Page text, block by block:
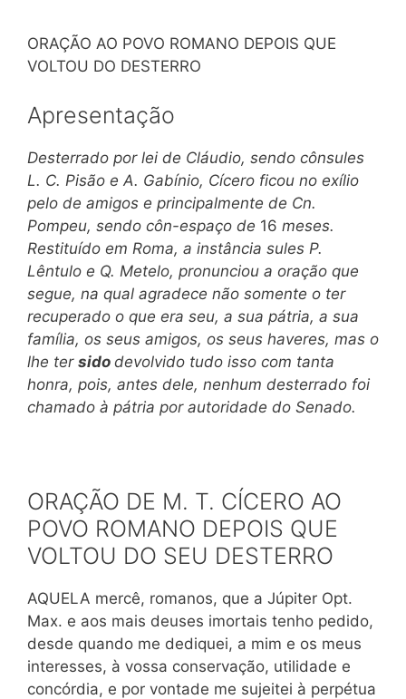
ORAÇÃO AO POVO ROMANO DEPOIS QUE
VOLTOU DO DESTERRO
Apresentação
Desterrado por lei de Cláudio, sendo cônsules
L. C. Pisão e A. Gabínio, Cícero ficou no exílio
pelo de amigos e principalmente de Cn.
Pompeu, sendo côn-espaço de 16 meses.
Restituído em Roma, a instância sules P.
Lêntulo e Q. Metelo, pronunciou a oração que
segue, na qual agradece não somente o ter
recuperado o que era seu, a sua pátria, a sua
família, os seus amigos, os seus haveres, mas o
lhe ter sido devolvido tudo isso com tanta
honra, pois, antes dele, nenhum desterrado foi
chamado à pátria por autoridade do Senado.
ORAÇÃO DE M. T. CÍCERO AO
POVO ROMANO DEPOIS QUE
VOLTOU DO SEU DESTERRO
AQUELA mercê, romanos, que a Júpiter Opt.
Max. e aos mais deuses imortais tenho pedido,
desde quando me dediquei, a mim e os meus
interesses, à vossa conservação, utilidade e
concórdia, e por vontade me sujeitei à perpétua